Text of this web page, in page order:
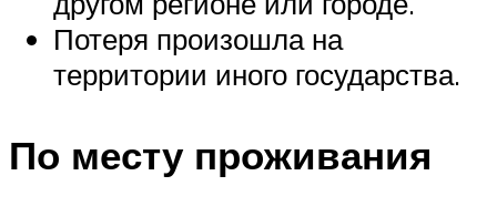
Потеря произошла на
территории иного государства.
По месту проживания